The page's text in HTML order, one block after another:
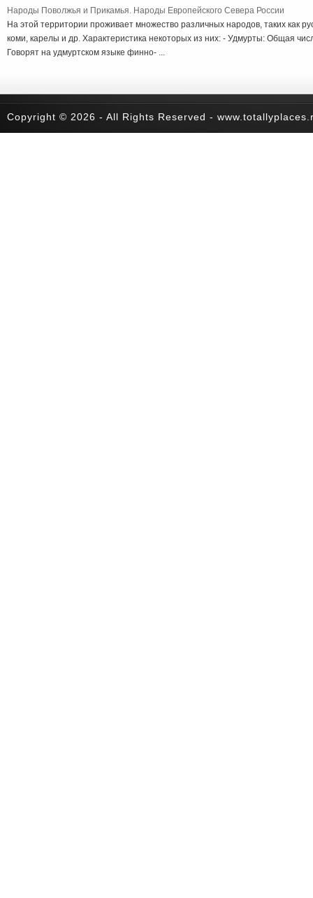
Народы Поволжья и Прикамья. Народы Европейского Севера России
На этой территории проживает множество различных народов, таких как
коми, карелы и др. Характеристика некоторых из них: - Удмурты: Общая
Говорят на удмуртском языке финно- ...
Copyright © 2026 - All Rights Reserved -